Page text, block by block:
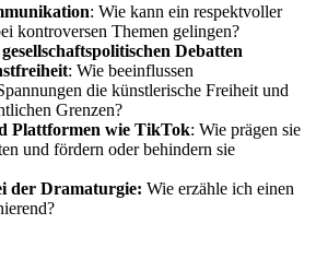
: Wie kann ein respektvoller
kontroversen Themen gelingen?
Debatten
: Wie beeinflussen
die künstlerische Freiheit und
Grenzen?
Plattformen wie TikTok: Wie prägen sie
und fördern oder behindern sie
der Dramaturgie: Wie erzähle ich einen